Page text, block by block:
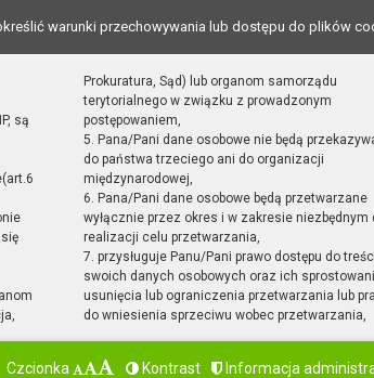
warunki przechowywania lub dostępu do plików
są
Prokuratura, Sąd) lub organom samorządu
terytorialnego w związku z prowadzonym
postępowaniem,
5. Pana/Pani dane osobowe nie będą
do państwa trzeciego ani do organizacji
międzynarodowej,
6. Pana/Pani dane osobowe będą przetwarzane
wyłącznie przez okres i w zakresie niezbędnym
realizacji celu przetwarzania,
7. przysługuje Panu/Pani prawo dostępu do
swoich danych osobowych oraz ich
usunięcia lub ograniczenia przetwarzania lub
do wniesienia sprzeciwu wobec przetwarzania,
Czcionka Kontrast Informacja